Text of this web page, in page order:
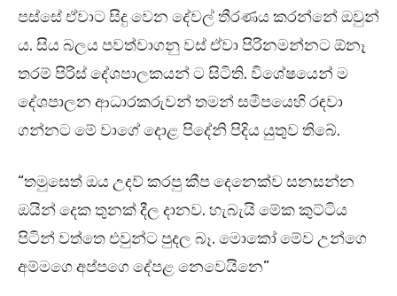
පස්සේ ඒවාට සිදු වෙන දේවල් තීරණය කරන්නේ ඔවුන්
ය. සිය බලය පවත්වාගනු වස් ඒවා පිරිනමන්නට ඕනෑ
තරම් පිරිස් දේශපාලකයන් ට සිටිති. විශේෂයෙන් ම
දේශපාලන ආධාරකරුවන් තමන් සමීපයෙහි රඳවා
ගන්නට මේ වාගේ දොළ පිදේනි පිදිය යුතුව තිබේ.
“තමුසෙත් ඔය උදව් කරපු කීප දෙනෙක්ව සනසන්න
ඔයින් දෙක තුනක් දීල දානව. හැබැයි මේක කුට්ටිය
පිටින් වත්තෙ එවුන්ට පුදල බෑ. මොකෝ මේව උන්ගෙ
අම්මගෙ අප්පගෙ දේපළ නෙවෙයිනෙ”